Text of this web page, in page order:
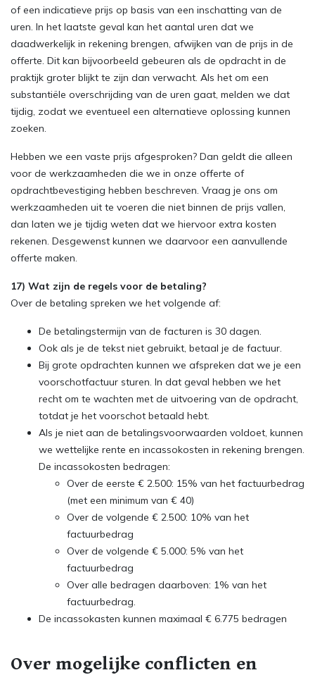
of een indicatieve prijs op basis van een inschatting van de
uren. In het laatste geval kan het aantal uren dat we
daadwerkelijk in rekening brengen, afwijken van de prijs in de
offerte. Dit kan bijvoorbeeld gebeuren als de opdracht in de
praktijk groter blijkt te zijn dan verwacht. Als het om een
substantiële overschrijding van de uren gaat, melden we dat
tijdig, zodat we eventueel een alternatieve oplossing kunnen
zoeken.
Hebben we een vaste prijs afgesproken? Dan geldt die alleen
voor de werkzaamheden die we in onze offerte of
opdrachtbevestiging hebben beschreven. Vraag je ons om
werkzaamheden uit te voeren die niet binnen de prijs vallen,
dan laten we je tijdig weten dat we hiervoor extra kosten
rekenen. Desgewenst kunnen we daarvoor een aanvullende
offerte maken.
17) Wat zijn de regels voor de betaling?
Over de betaling spreken we het volgende af:
De betalingstermijn van de facturen is 30 dagen.
Ook als je de tekst niet gebruikt, betaal je de factuur.
Bij grote opdrachten kunnen we afspreken dat we je een
voorschotfactuur sturen. In dat geval hebben we het
recht om te wachten met de uitvoering van de opdracht,
totdat je het voorschot betaald hebt.
Als je niet aan de betalingsvoorwaarden voldoet, kunnen
we wettelijke rente en incassokosten in rekening brengen.
De incassokosten bedragen:
Over de eerste € 2.500: 15% van het factuurbedrag
(met een minimum van € 40)
Over de volgende € 2.500: 10% van het
factuurbedrag
Over de volgende € 5.000: 5% van het
factuurbedrag
Over alle bedragen daarboven: 1% van het
factuurbedrag.
De incassokasten kunnen maximaal € 6.775 bedragen
Over mogelijke conflicten en